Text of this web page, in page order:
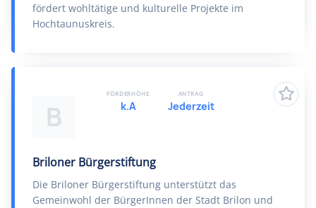
fördert wohltätige und kulturelle Projekte im
Hochtaunuskreis.
B
Briloner Bürgerstiftung
Die Briloner Bürgerstiftung unterstützt das
Gemeinwohl der BürgerInnen der Stadt Brilon und
FÖRDERHÖHE
k.A
ANTRAG
Jederzeit